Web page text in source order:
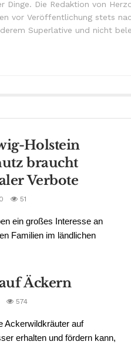
Dinge. Die Redaktion von
vor Veröffentlichung stets
Superlative und nicht
Holstein
braucht
Verbote
0 51
ein großes Interesse an
Familien im ländlichen
Äckern
574
Ackerwildkräuter auf
erhalten und fördern kann,